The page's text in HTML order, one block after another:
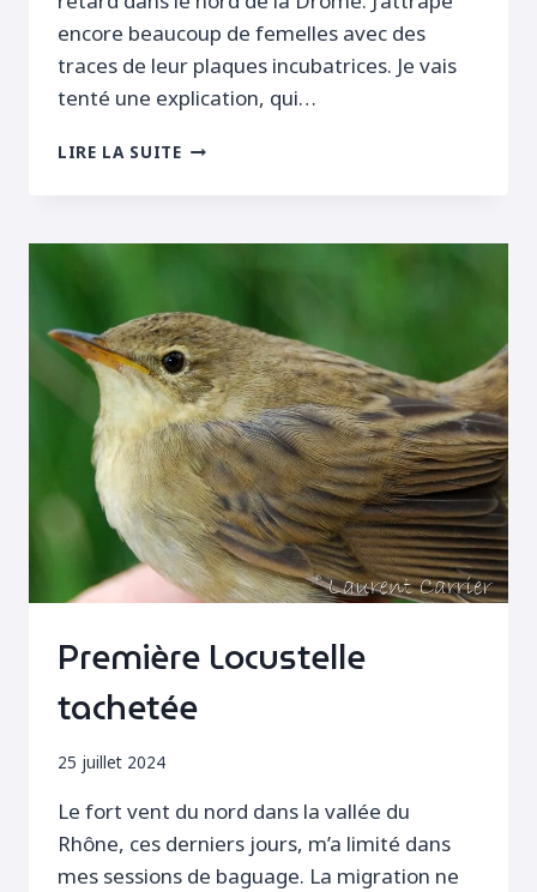
encore beaucoup de femelles avec des
traces de leur plaques incubatrices. Je vais
tenté une explication, qui…
LIRE LA SUITEENFIN
Première Locustelle
tachetée
25 juillet 2024
Le fort vent du nord dans la vallée du
Rhône, ces derniers jours, m’a limité dans
mes sessions de baguage. La migration ne